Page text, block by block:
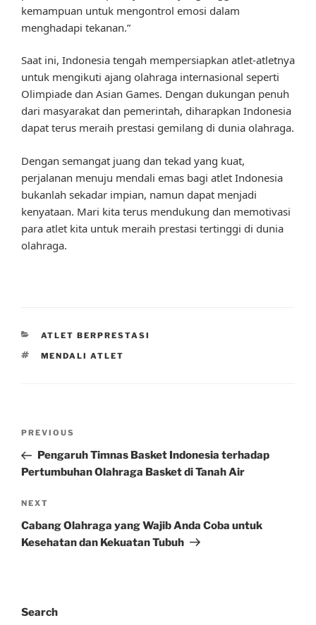
kemampuan untuk mengontrol emosi dalam
menghadapi tekanan.”
Saat ini, Indonesia tengah mempersiapkan atlet-atletnya
untuk mengikuti ajang olahraga internasional seperti
Olimpiade dan Asian Games. Dengan dukungan penuh
dari masyarakat dan pemerintah, diharapkan Indonesia
dapat terus meraih prestasi gemilang di dunia olahraga.
Dengan semangat juang dan tekad yang kuat,
perjalanan menuju mendali emas bagi atlet Indonesia
bukanlah sekadar impian, namun dapat menjadi
kenyataan. Mari kita terus mendukung dan memotivasi
para atlet kita untuk meraih prestasi tertinggi di dunia
olahraga.
CATEGORIES
ATLET BERPRESTASI
TAGS
MENDALI ATLET
Previous
Post
PREVIOUS
Pengaruh Timnas Basket Indonesia terhadap
Pertumbuhan Olahraga Basket di Tanah Air
Next
Post
NEXT
Cabang Olahraga yang Wajib Anda Coba untuk
Kesehatan dan Kekuatan Tubuh
Search